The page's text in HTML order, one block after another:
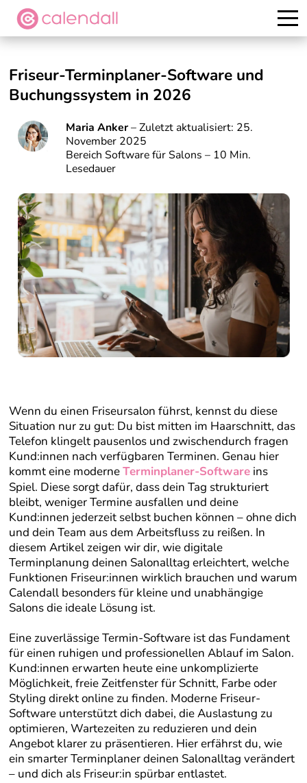
Friseur-Terminplaner-Software und
Buchungssystem in 2026
Maria Anker– Zuletzt aktualisiert: 25.
November 2025
Bereich Software für Salons – 10 Min.
Lesedauer
Wenn du einen Friseursalon führst, kennst du diese
Situation nur zu gut: Du bist mitten im Haarschnitt, das
Telefon klingelt pausenlos und zwischendurch fragen
Kund:innen nach verfügbaren Terminen. Genau hier
kommt eine moderneTerminplaner-Softwareins
Spiel. Diese sorgt dafür, dass dein Tag strukturiert
bleibt, weniger Termine ausfallen und deine
Kund:innen jederzeit selbst buchen können – ohne dich
und dein Team aus dem Arbeitsfluss zu reißen. In
diesem Artikel zeigen wir dir, wie digitale
Terminplanung deinen Salonalltag erleichtert, welche
Funktionen Friseur:innen wirklich brauchen und warum
Calendall besonders für kleine und unabhängige
Salons die ideale Lösung ist.
Eine zuverlässige Termin-Software ist das Fundament
für einen ruhigen und professionellen Ablauf im Salon.
Kund:innen erwarten heute eine unkomplizierte
Möglichkeit, freie Zeitfenster für Schnitt, Farbe oder
Styling direkt online zu finden. Moderne Friseur-
Software unterstützt dich dabei, die Auslastung zu
optimieren, Wartezeiten zu reduzieren und dein
Angebot klarer zu präsentieren. Hier erfährst du, wie
ein smarter Terminplaner deinen Salonalltag verändert
– und dich als Friseur:in spürbar entlastet.